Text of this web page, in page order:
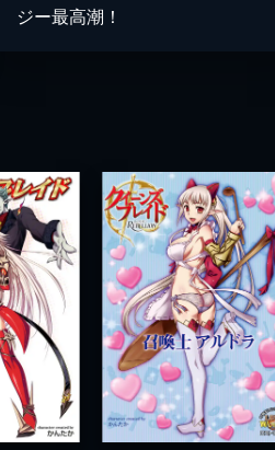
ジー最高潮！